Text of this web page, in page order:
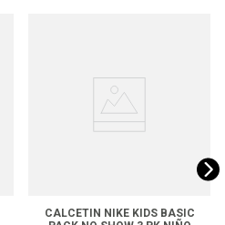
CALCETIN NIKE KIDS BASIC